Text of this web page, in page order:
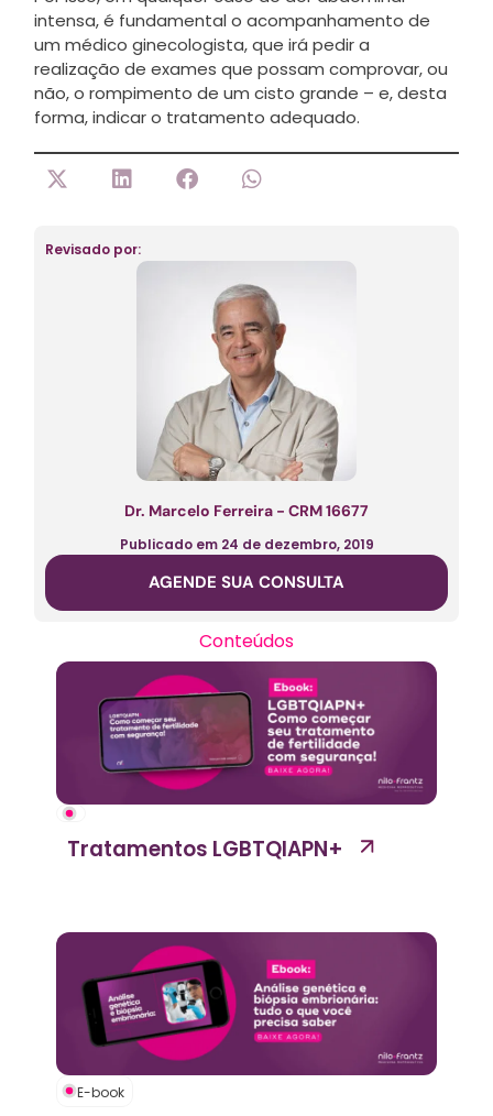
intensa, é fundamental o acompanhamento de
um médico ginecologista, que irá pedir a
realização de exames que possam comprovar, ou
não, o rompimento de um cisto grande – e, desta
forma, indicar o tratamento adequado.
Revisado por:
Dr. Marcelo Ferreira - CRM 16677
Publicado em 24 de dezembro, 2019
AGENDE SUA CONSULTA
Conteúdos
Tratamentos LGBTQIAPN+
E-book